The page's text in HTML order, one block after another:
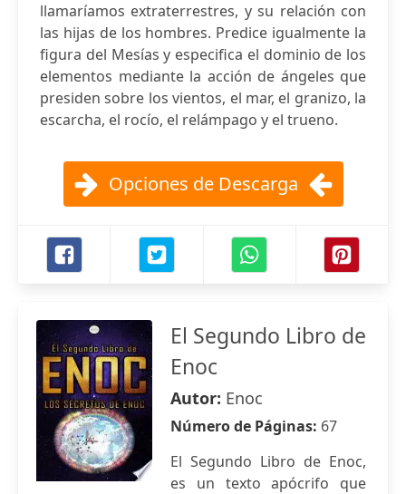
llamaríamos extraterrestres, y su relación con
las hijas de los hombres. Predice igualmente la
figura del Mesías y especifica el dominio de los
elementos mediante la acción de ángeles que
presiden sobre los vientos, el mar, el granizo, la
escarcha, el rocío, el relámpago y el trueno.
Opciones de Descarga
El Segundo Libro de
Enoc
Autor: Enoc
Número de Páginas: 67
El Segundo Libro de Enoc,
es un texto apócrifo que